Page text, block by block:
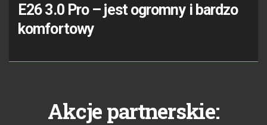
E26 3.0 Pro – jest ogromny i bardzo
komfortowy
Akcje partnerskie: